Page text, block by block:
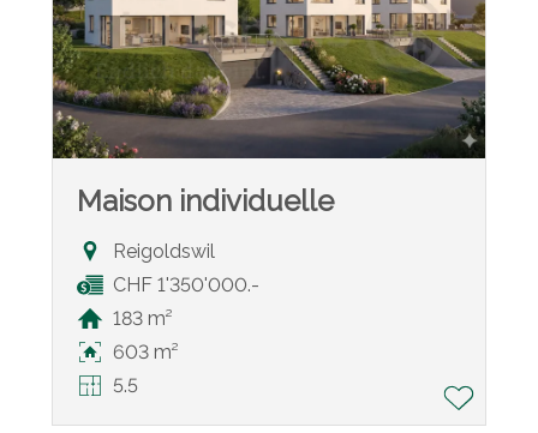
Maison individuelle
Reigoldswil
CHF 1'350'000.-
183 m²
603 m²
5.5